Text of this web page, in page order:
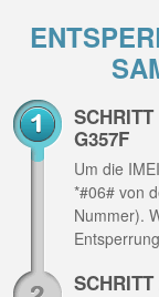
G357F
Um die
*#06# von
Nummer).